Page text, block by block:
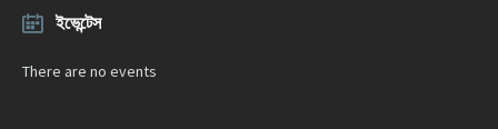
ইভেন্টেস
There are no events